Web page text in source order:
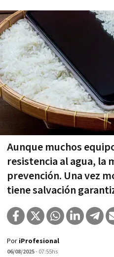
Aunque muchos
resistencia al agua, la
prevención. Una vez
tiene salvación
Por iProfesional
06/08/2025- 07:55hs